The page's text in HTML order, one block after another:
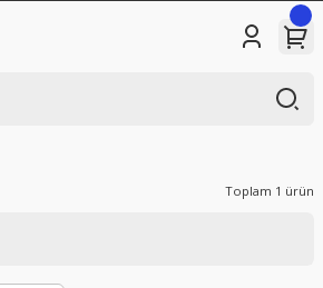
Toplam 1 ürün